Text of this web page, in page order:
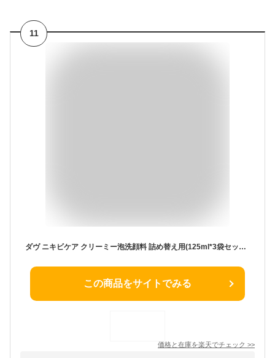
11
ダヴ ニキビケア クリーミー泡洗顔料 詰め替え用(125ml*3袋セット)【ダヴ(Dove) 泡洗顔】[まとめ買い 低刺激 ニキビケア 薬用]
この商品をサイトでみる
価格と在庫を楽天でチェック >>